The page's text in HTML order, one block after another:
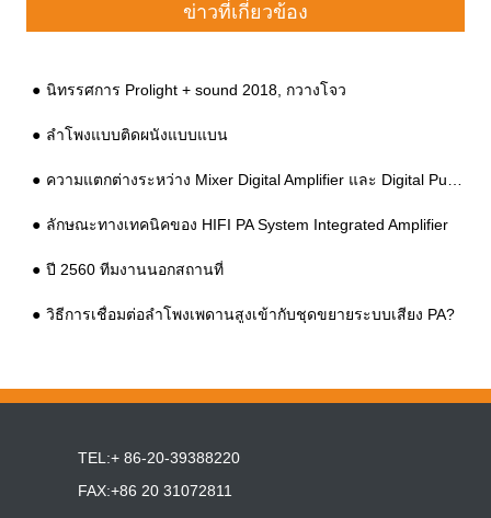
ข่าวที่เกี่ยวข้อง
นิทรรศการ Prolight + sound 2018, กวางโจว
ลำโพงแบบติดผนังแบบแบน
ความแตกต่างระหว่าง Mixer Digital Amplifier และ Digital Public Address Amplifier
ลักษณะทางเทคนิคของ HIFI PA System Integrated Amplifier
ปี 2560 ทีมงานนอกสถานที่
วิธีการเชื่อมต่อลำโพงเพดานสูงเข้ากับชุดขยายระบบเสียง PA?
TEL:+ 86-20-39388220
FAX:+86 20 31072811